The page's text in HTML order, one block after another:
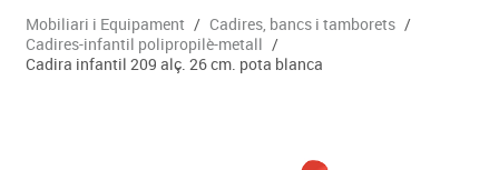
Mobiliari i Equipament / Cadires, bancs i tamborets /
Cadires-infantil polipropilè-metall /
Cadira infantil 209 alç. 26 cm. pota blanca